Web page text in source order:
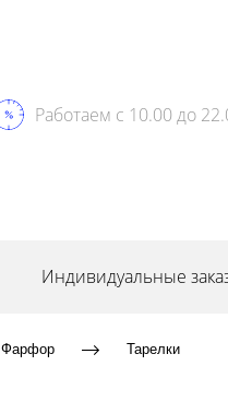
Работаем с 10.00 до
Индивидуальные
Фарфор Тарелки